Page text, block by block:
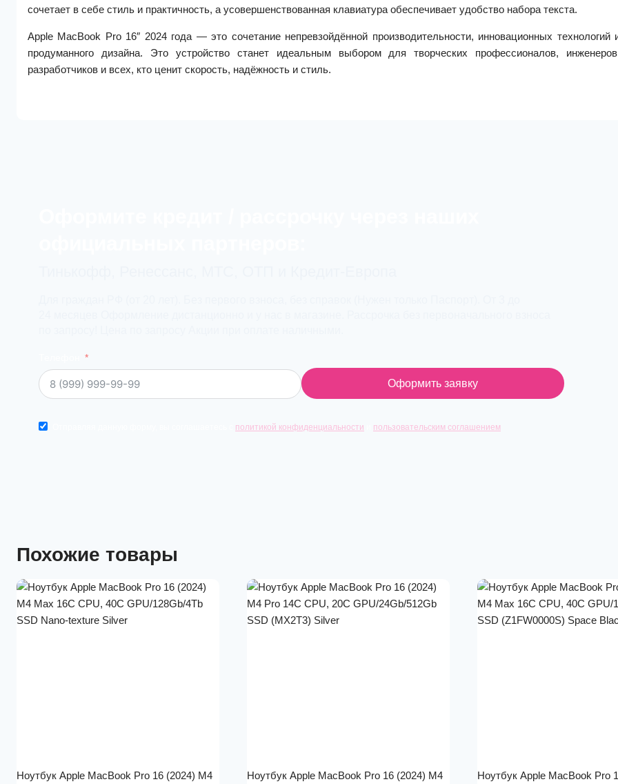
сочетает в себе стиль и практичность, а усовершенствованная клавиатура обеспечивает удобство набора текста.
Apple MacBook Pro 16″ 2024 года — это сочетание непревзойдённой производительности, инновационных технологий
продуманного дизайна. Это устройство станет идеальным выбором для творческих профессионалов,
разработчиков и всех, кто ценит скорость, надёжность и стиль.
Оформить заявку
политикой конфиденциальности пользовательским соглашением
Похожие товары
Ноутбук Apple MacBook Pro 16 (2024) M4
Ноутбук Apple MacBook Pro 16 (2024) M4
Ноутбук Apple MacBook Pro